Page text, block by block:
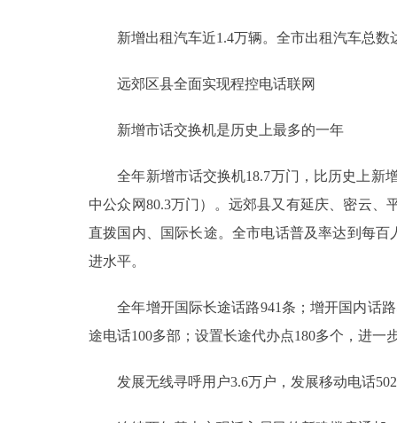
新增出租汽车近1.4万辆。全市出租汽车总数
远郊区县全面实现程控电话联网
新增市话交换机是历史上最多的一年
全年新增市话交换机18.7万门，比历史上新增
中公众网80.3万门）。远郊县又有延庆、密云
直拨国内、国际长途。全市电话普及率达到每
进水平。
全年增开国际长途话路941条；增开国内话路
途电话100多部；设置长途代办点180多个，进
发展无线寻呼用户3.6万户，发展移动电话